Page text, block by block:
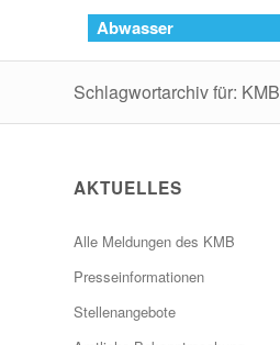
Abwasser
Schlagwortarchiv für: KMB
AKTUELLES
Alle Meldungen des KMB
Presseinformationen
Stellenangebote